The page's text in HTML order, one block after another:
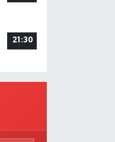
21:30